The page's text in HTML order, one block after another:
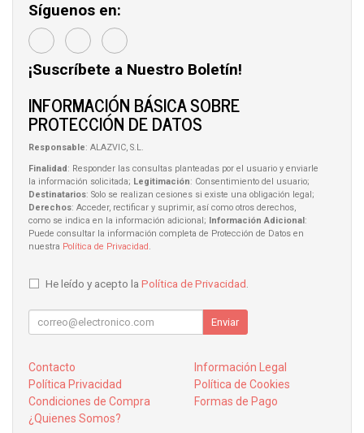
Síguenos en:
¡Suscríbete a Nuestro Boletín!
INFORMACIÓN BÁSICA SOBRE
PROTECCIÓN DE DATOS
Responsable: ALAZVIC, S.L.
Finalidad : Responder las consultas planteadas por el usuario y enviarle
la información solicitada; Legitimación: Consentimiento del usuario;
Destinatarios: Solo se realizan cesiones si existe una obligación legal;
Derechos: Acceder, rectificar y suprimir, así como otros derechos,
como se indica en la información adicional;
Información Adicional :
Puede consultar la información completa de Protección de Datos en
nuestra Política de Privacidad .
He leído y acepto la Política de Privacidad
Enviar
Contacto
Información Legal
Política Privacidad
Política de Cookies
Condiciones de Compra
Formas de Pago
¿Quienes Somos?